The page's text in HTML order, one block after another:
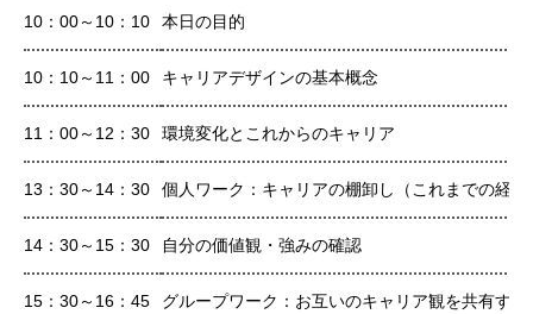
10：00～10：10 本日の目的
10：10～11：00 キャリアデザインの基本概念
11：00～12：30 環境変化とこれからのキャリア
13：30～14：30 個人ワーク：キャリアの棚卸し（これまでの経
14：30～15：30 自分の価値観・強みの確認
15：30～16：45 グループワーク：お互いのキャリア観を共有する